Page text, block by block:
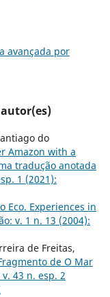
avançada por
do
Amazon with a
tradução anotada
1 (2021):
Eco. Experiences in
v. 1 n. 13 (2004):
de Freitas,
de O Mar
43 n. esp. 2